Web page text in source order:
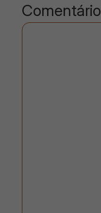
Comentário